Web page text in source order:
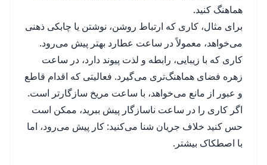
هماهنگ کنید.
برای مثال، کاری که ارتباط روشن، نوشتن یا چابکی ذهنی
می‌خواهد، معمولاً در ساعت عطارد بهتر پیش می‌رود.
کاری که با زیبایی، رابطه و لذت پیوند دارد، در ساعت
زهره فضای هماهنگ‌تری می‌گیرد. فعالیتی که اقدام قاطع
و عبور از مانع می‌خواهد، با ساعت مریخ سازگارتر است.
اگر کاری را در ساعت ناسازگار پیش ببرید، ممکن است
حس کنید خلاف جریان شنا می‌کنید: کار پیش می‌رود، اما
با اصطکاک بیشتر.